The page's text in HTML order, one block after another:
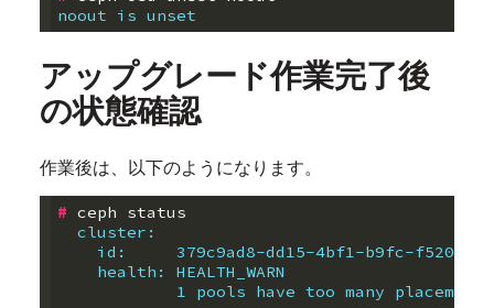
noout is unset
アップグレード作業完了後
の状態確認
作業後は、以下のようになります。
#
  cluster:
id:     379c9ad8-dd15-4bf1-b9fc-
    health: HEALTH_WARN
1 pools have too many placement